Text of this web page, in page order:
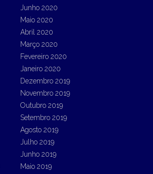
Junho 2020
Maio 2020
Abril 2020
Março 2020
Fevereiro 2020
Janeiro 2020
Dezembro 2019
Novembro 2019
Outubro 2019
Setembro 2019
Agosto 2019
Julho 2019
Junho 2019
Maio 2019